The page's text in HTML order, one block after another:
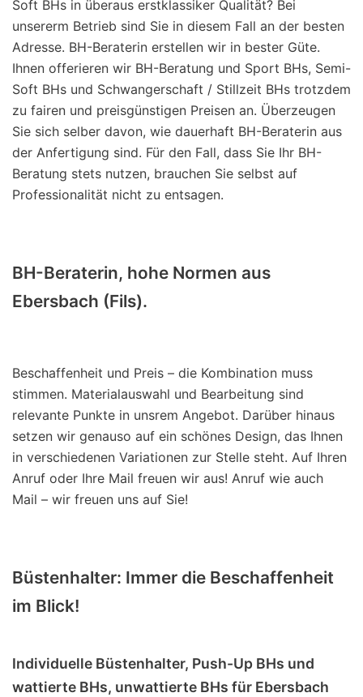
Soft BHs in überaus erstklassiker Qualität? Bei
unsererm Betrieb sind Sie in diesem Fall an der besten
Adresse. BH-Beraterin erstellen wir in bester Güte.
Ihnen offerieren wir BH-Beratung und Sport BHs, Semi-
Soft BHs und Schwangerschaft / Stillzeit BHs trotzdem
zu fairen und preisgünstigen Preisen an. Überzeugen
Sie sich selber davon, wie dauerhaft BH-Beraterin aus
der Anfertigung sind. Für den Fall, dass Sie Ihr BH-
Beratung stets nutzen, brauchen Sie selbst auf
Professionalität nicht zu entsagen.
BH-Beraterin, hohe Normen aus
Ebersbach (Fils).
Beschaffenheit und Preis – die Kombination muss
stimmen. Materialauswahl und Bearbeitung sind
relevante Punkte in unsrem Angebot. Darüber hinaus
setzen wir genauso auf ein schönes Design, das Ihnen
in verschiedenen Variationen zur Stelle steht. Auf Ihren
Anruf oder Ihre Mail freuen wir aus! Anruf wie auch
Mail – wir freuen uns auf Sie!
Büstenhalter: Immer die Beschaffenheit
im Blick!
Individuelle Büstenhalter, Push-Up BHs und
wattierte BHs, unwattierte BHs für Ebersbach